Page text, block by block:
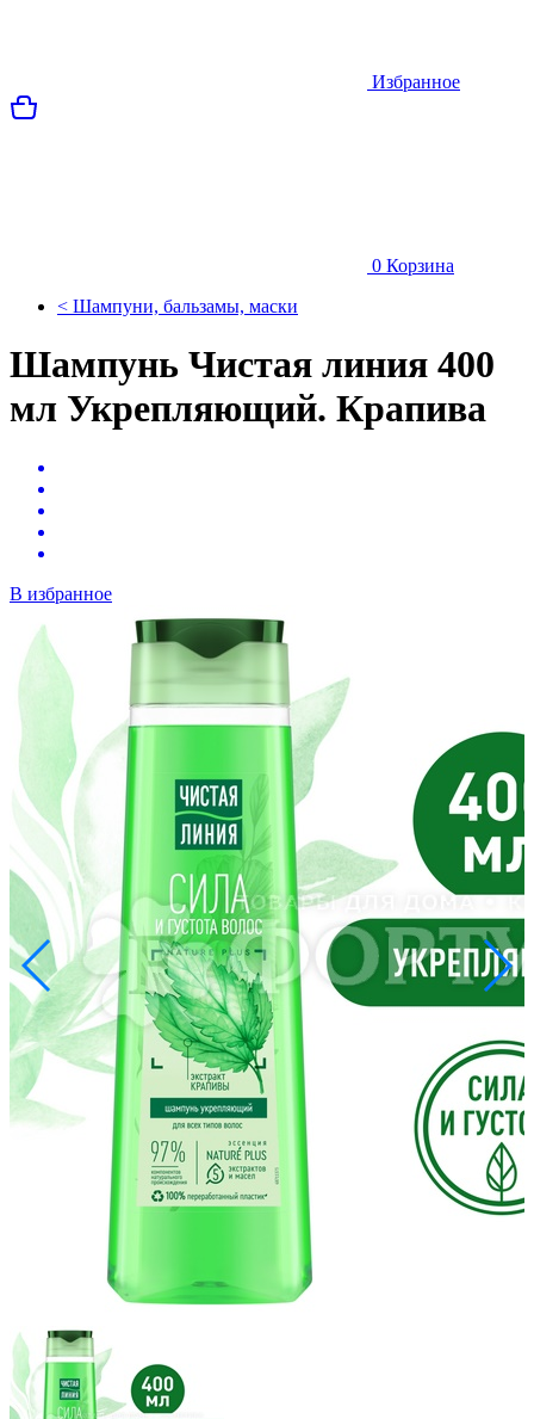
Избранное
0 Корзина
< Шампуни, бальзамы, маски
Шампунь Чистая линия 400
мл Укрепляющий. Крапива
В избранное